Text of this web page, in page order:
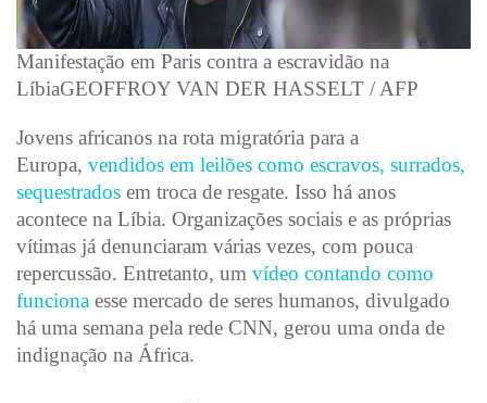
Manifestação em Paris contra a escravidão na
LíbiaGEOFFROY VAN DER HASSELT / AFP
Jovens africanos na rota migratória para a
Europa, vendidos em leilões como escravos, surrados,
sequestrados em troca de resgate. Isso há anos
acontece na Líbia. Organizações sociais e as próprias
vítimas já denunciaram várias vezes, com pouca
repercussão. Entretanto, um vídeo contando como
funciona esse mercado de seres humanos, divulgado
há uma semana pela rede CNN, gerou uma onda de
indignação na África.